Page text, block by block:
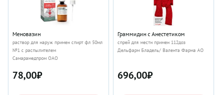
Меновазин
раствор для наруж примен спирт фл 50мл
№1 с распылителем
Самарамедпром ОАО
78,00₽
Граммидин с Анестетиком
спрей для местн примен 112доз
Дельфарм Бладель/ Валента Фарма АО
696,00₽